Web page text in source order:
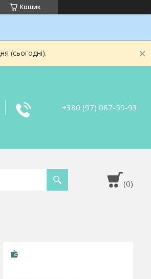
Кошик
(сьогодні).
+380 (97) 087-59-93